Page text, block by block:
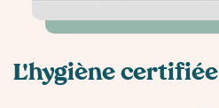
L'hygiène certifiée